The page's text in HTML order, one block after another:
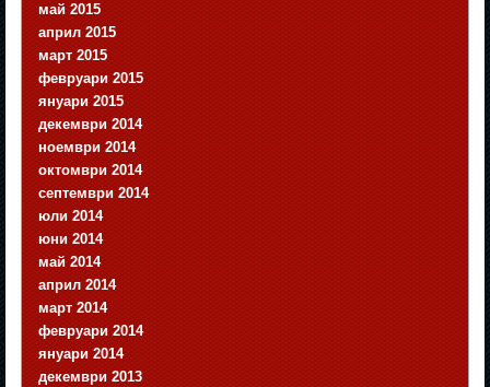
май 2015
април 2015
март 2015
февруари 2015
януари 2015
декември 2014
ноември 2014
октомври 2014
септември 2014
юли 2014
юни 2014
май 2014
април 2014
март 2014
февруари 2014
януари 2014
декември 2013